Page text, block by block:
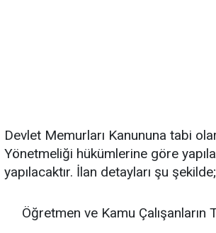
Devlet Memurları Kanununa tabi
Yönetmeliği hükümlerine göre
yapılacaktır. İlan detayları şu şekilde;
Öğretmen ve Kamu Çalışanların